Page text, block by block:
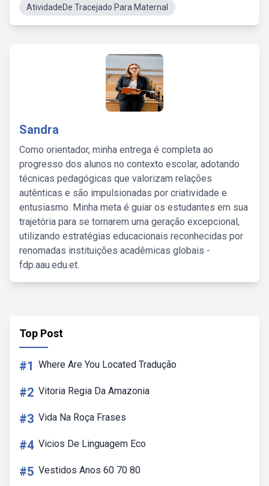
AtividadeDe Tracejado Para Maternal
Sandra
Como orientador, minha entrega é completa ao
progresso dos alunos no contexto escolar, adotando
técnicas pedagógicas que valorizam relações
autênticas e são impulsionadas por criatividade e
entusiasmo. Minha meta é guiar os estudantes em sua
trajetória para se tornarem uma geração excepcional,
utilizando estratégias educacionais reconhecidas por
renomadas instituições acadêmicas globais -
fdp.aau.edu.et.
Top Post
#1 Where Are You Located Tradução
#2 Vitoria Regia Da Amazonia
#3 Vida Na Roça Frases
#4 Vicios De Linguagem Eco
#5 Vestidos Anos 60 70 80